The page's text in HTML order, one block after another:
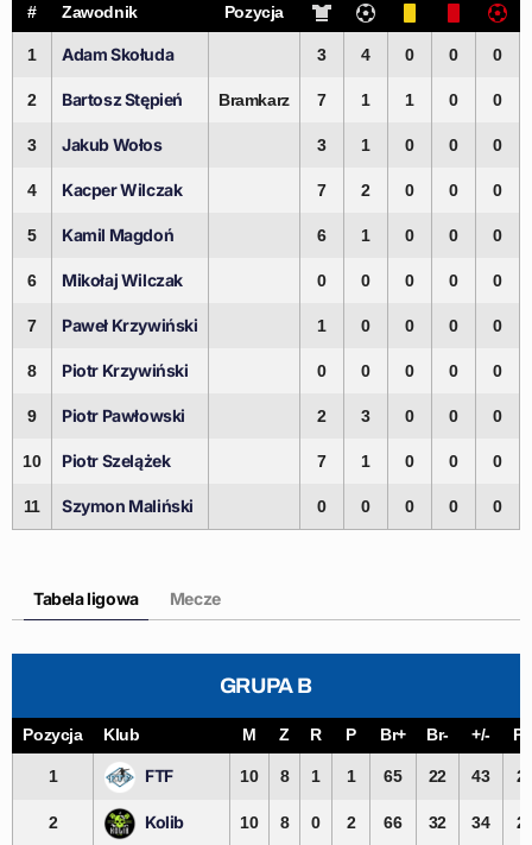
# Zawodnik Pozycja
1 Adam Skołuda 3 4 0 0 0
2 Bartosz Stępień Bramkarz 7 1 1 0 0
3 Jakub Wołos 3 1 0 0 0
4 Kacper Wilczak 7 2 0 0 0
5 Kamil Magdoń 6 1 0 0 0
6 Mikołaj Wilczak 0 0 0 0 0
7 Paweł Krzywiński 1 0 0 0 0
8 Piotr Krzywiński 0 0 0 0 0
9 Piotr Pawłowski 2 3 0 0 0
10 Piotr Szelążek 7 1 0 0 0
11 Szymon Maliński 0 0 0 0 0
Tabela ligowa Mecze
GRUPA B
Pozycja Klub M Z R P Br+ Br- +/-
1 FTF 10 8 1 1 65 22 43
2
Kolib
10 8 0 2 66 32 34